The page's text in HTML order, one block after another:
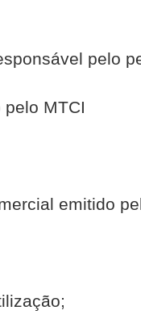
pelo
MTCI
emitido